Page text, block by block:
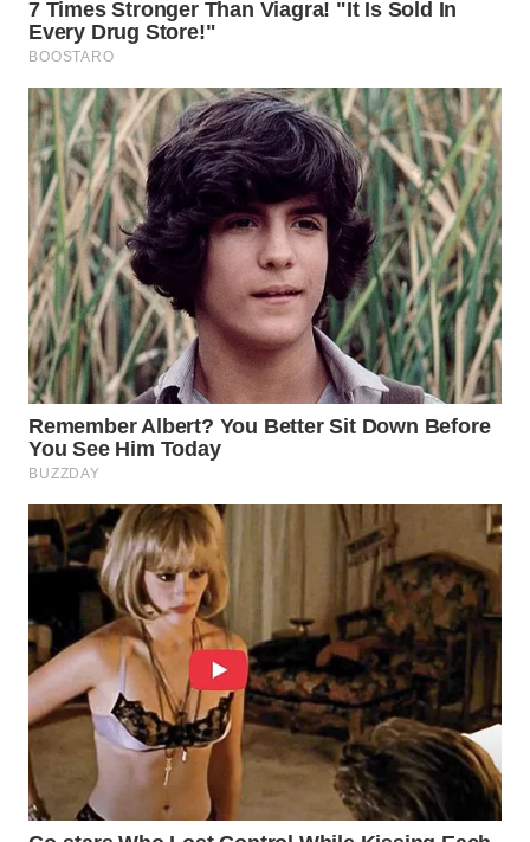
WN
PRIANGAN
TIMUR
WN
SEMARANG
WN
SOLO
WN
BOROBUDUR
WN
MADURA
WN
SURABAYA
WN
NATUNA
WN
BINTAN
WN
MANDALIKA